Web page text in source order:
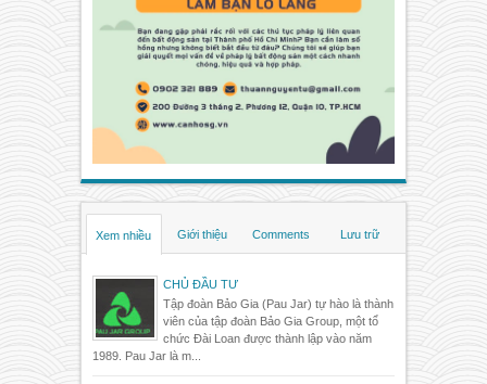
Xem nhiều Giới thiệu Comments Lưu trữ
CHỦ ĐẦU TƯ
Tập đoàn Bảo Gia (Pau Jar) tự hào là thành
viên của tập đoàn Bảo Gia Group, một tổ
chức Đài Loan được thành lập vào năm
1989. Pau Jar là m...